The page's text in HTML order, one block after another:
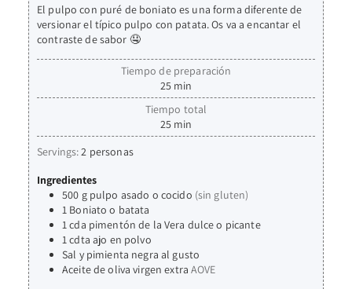
El pulpo con puré de boniato es una forma diferente de
versionar el típico pulpo con patata. Os va a encantar el
contraste de sabor 🤤
Tiempo de preparación
25 min
Tiempo total
25 min
Servings:2 personas
Ingredientes
500 g pulpo asado o cocido (sin gluten)
1 Boniato o batata
1cda pimentón de la Vera dulce o picante
1cdta ajo en polvo
Sal y pimienta negra al gusto
Aceite de oliva virgen extra AOVE